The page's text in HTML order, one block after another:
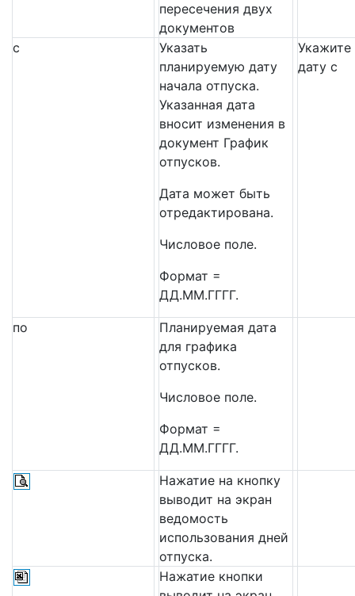
пересечения двух
документов
с
Указать
планируемую дату
начала отпуска.
Указанная дата
вносит изменения в
документ График
отпусков.
Дата может быть
отредактирована.
Числовое поле.
Формат =
ДД.ММ.ГГГГ.
Укажите
дату с
по
Планируемая дата
для графика
отпусков.
Числовое поле.
Формат =
ДД.ММ.ГГГГ.
Нажатие на кнопку
выводит на экран
ведомость
использования дней
отпуска.
Нажатие кнопки